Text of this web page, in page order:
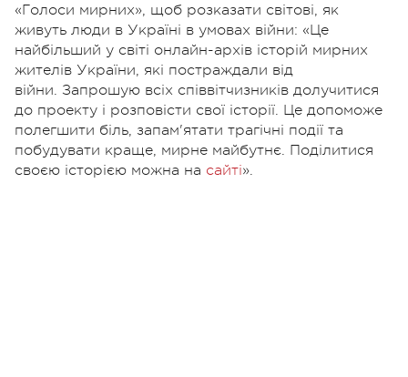
«Голоси мирних», щоб розказати світові, як
живуть люди в Україні в умовах війни: «Це
найбільший у світі онлайн-архів історій мирних
жителів України, які постраждали від
війни. Запрошую всіх співвітчизників долучитися
до проекту і розповісти свої історії. Це допоможе
полегшити біль, запам'ятати трагічні події та
побудувати краще, мирне майбутнє. Поділитися
своєю історією можна на сайті».